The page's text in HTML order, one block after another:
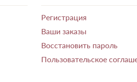
Регистрация
Ваши заказы
Восстановить пароль
Пользовательское